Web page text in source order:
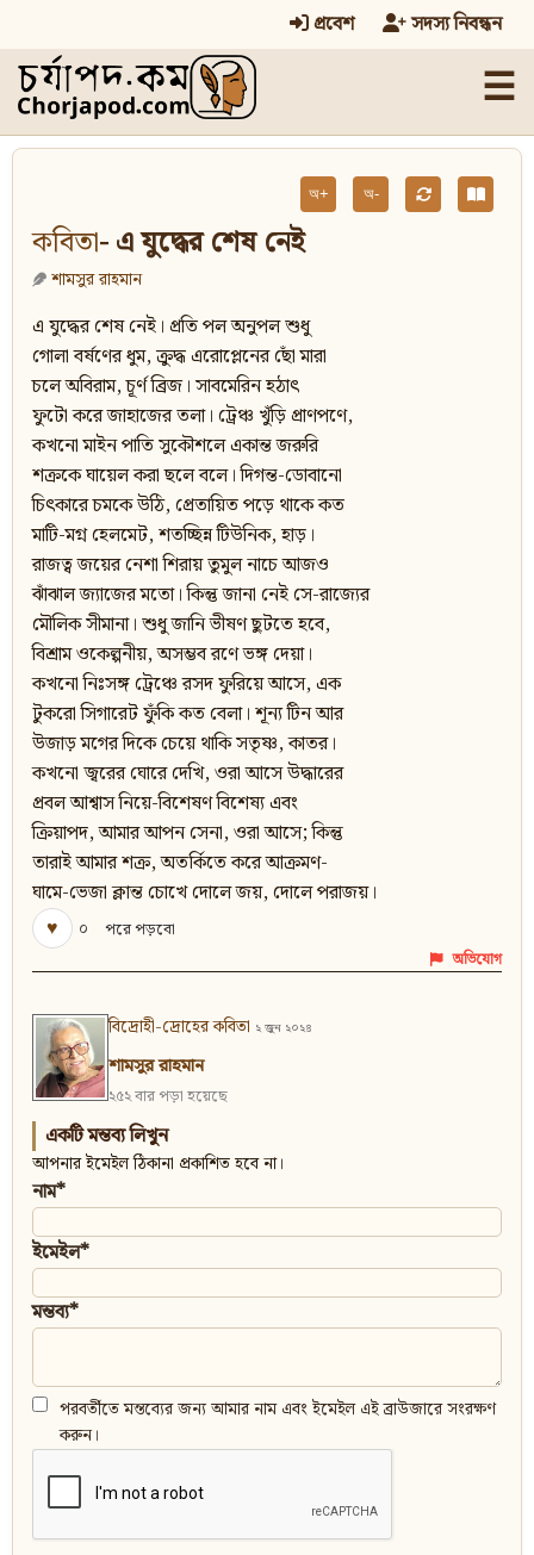
প্রবেশ সদস্য নিবন্ধন
☰
অ+ অ-
কবিতা- এ যুদ্ধের শেষ নেই
শামসুর রাহমান
এ যুদ্ধের শেষ নেই। প্রতি পল অনুপল শুধু
গোলা বর্ষণের ধুম, ক্রুদ্ধ এরোপ্লেনের ছোঁ মারা
চলে অবিরাম, চূর্ণ ব্রিজ। সাবমেরিন হঠাৎ
ফুটো করে জাহাজের তলা। ট্রেঞ্চ খুঁড়ি প্রাণপণে,
কখনো মাইন পাতি সুকৌশলে একান্ত জরুরি
শক্রকে ঘায়েল করা ছলে বলে। দিগন্ত-ডোবানো
চিৎকারে চমকে উঠি, প্রেতায়িত পড়ে থাকে কত
মাটি-মগ্ন হেলমেট, শতচ্ছিন্ন টিউনিক, হাড়।
রাজত্ব জয়ের নেশা শিরায় তুমুল নাচে আজও
ঝাঁঝাল জ্যাজের মতো। কিন্তু জানা নেই সে-রাজ্যের
মৌলিক সীমানা। শুধু জানি ভীষণ ছুটতে হবে,
বিশ্রাম ওকেল্পনীয়, অসম্ভব রণে ভঙ্গ দেয়া।
কখনো নিঃসঙ্গ ট্রেঞ্চে রসদ ফুরিয়ে আসে, এক
টুকরো সিগারেট ফুঁকি কত বেলা। শূন্য টিন আর
উজাড় মগের দিকে চেয়ে থাকি সতৃষ্ণ, কাতর।
কখনো জ্বরের ঘোরে দেখি, ওরা আসে উদ্ধারের
প্রবল আশ্বাস নিয়ে-বিশেষণ বিশেষ্য এবং
ক্রিয়াপদ, আমার আপন সেনা, ওরা আসে; কিন্তু
তারাই আমার শক্র, অতর্কিতে করে আক্রমণ-
ঘামে-ভেজা ক্লান্ত চোখে দোলে জয়, দোলে পরাজয়।
♥
০ পরে পড়বো
অভিযোগ
বিদ্রোহী-দ্রোহের কবিতা ২ জুন ২০২৪
শামসুর রাহমান
২৫২ বার পড়া হয়েছে
একটি মন্তব্য লিখুন
আপনার ইমেইল ঠিকানা প্রকাশিত হবে না।
নাম*
ইমেইল*
মন্তব্য*
পরবর্তীতে মন্তব্যের জন্য আমার নাম এবং ইমেইল এই ব্রাউজারে সংরক্ষণ
করুন।